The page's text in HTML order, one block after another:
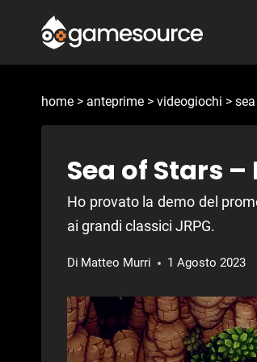
contenuto
home > anteprime > videogiochi >
Sea of Stars
Ho provato la demo del
ai grandi classici JRPG.
Di Matteo Murri 1 Agosto 2023